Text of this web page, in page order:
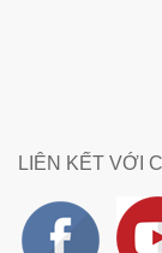
LIÊN KẾT VỚI